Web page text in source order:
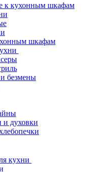
к кухонным шкафам
шкафам
безмены
духовки
кухни